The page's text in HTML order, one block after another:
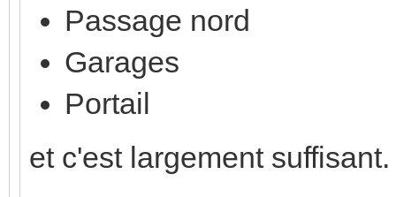
Passage nord
Garages
Portail
et c'est largement suffisant.